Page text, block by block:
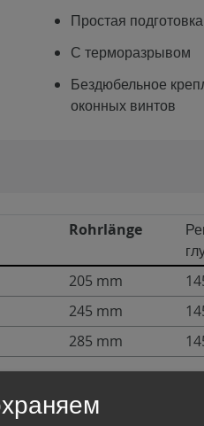
Простая
С терморазрывом
Бездюбельное
оконных винтов
Rohrlänge
205 mm
245 mm
285 mm